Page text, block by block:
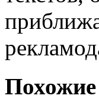
Похожие